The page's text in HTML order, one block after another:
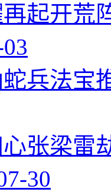
起开荒
兵法宝
张梁雷
30